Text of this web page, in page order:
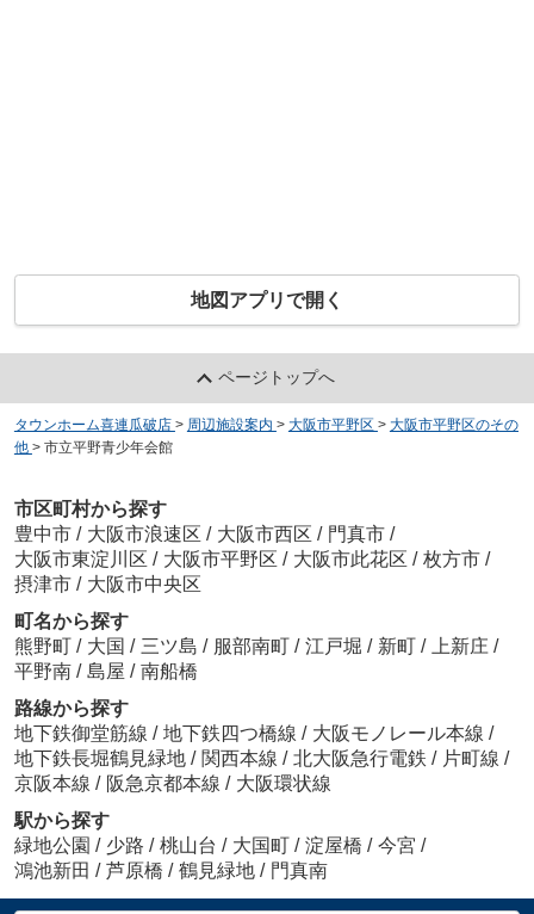
地図アプリで開く
ページトップへ
タウンホーム喜連瓜破店 > 周辺施設案内 > 大阪市平野区 > 大阪市平野区のその
他 > 市立平野青少年会館
市区町村から探す
豊中市 / 大阪市浪速区 / 大阪市西区 / 門真市 /
大阪市東淀川区 / 大阪市平野区 / 大阪市此花区 / 枚方市 /
摂津市 / 大阪市中央区
町名から探す
熊野町 / 大国 / 三ツ島 / 服部南町 / 江戸堀 / 新町 / 上新庄 /
平野南 / 島屋 / 南船橋
路線から探す
地下鉄御堂筋線 / 地下鉄四つ橋線 / 大阪モノレール本線 /
地下鉄長堀鶴見緑地 / 関西本線 / 北大阪急行電鉄 / 片町線 /
京阪本線 / 阪急京都本線 / 大阪環状線
駅から探す
緑地公園 / 少路 / 桃山台 / 大国町 / 淀屋橋 / 今宮 /
鴻池新田 / 芦原橋 / 鶴見緑地 / 門真南